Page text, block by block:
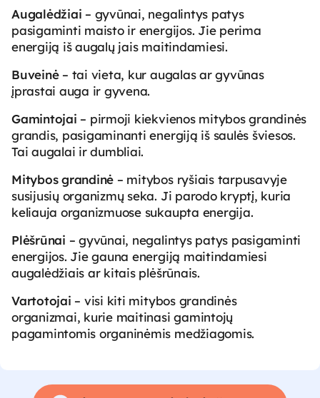
Augalėdžiai – gyvūnai, negalintys patys
pasigaminti maisto ir energijos. Jie perima
energiją iš augalų jais maitindamiesi.
Buveinė – tai vieta, kur augalas ar gyvūnas
įprastai auga ir gyvena.
Gamintojai – pirmoji kiekvienos mitybos grandinės
grandis, pasigaminanti energiją iš saulės šviesos.
Tai augalai ir dumbliai.
Mitybos grandinė – mitybos ryšiais tarpusavyje
susijusių organizmų seka. Ji parodo kryptį, kuria
keliauja organizmuose sukaupta energija.
Plėšrūnai – gyvūnai, negalintys patys pasigaminti
energijos. Jie gauna energiją maitindamiesi
augalėdžiais ar kitais plėšrūnais.
Vartotojai – visi kiti mitybos grandinės
organizmai, kurie maitinasi gamintojų
pagamintomis organinėmis medžiagomis.